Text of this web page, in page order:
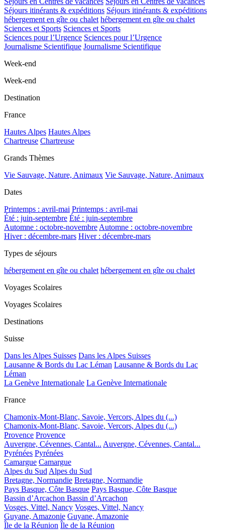
Séjours itinérants & expéditions Séjours itinérants & expéditions
hébergement en gîte ou chalet hébergement en gîte ou chalet
Sciences et Sports Sciences et Sports
Sciences pour l’Urgence Sciences pour l’Urgence
Journalisme Scientifique Journalisme Scientifique
Week-end
Week-end
Destination
France
Hautes Alpes Hautes Alpes
Chartreuse Chartreuse
Grands Thèmes
Vie Sauvage, Nature, Animaux Vie Sauvage, Nature, Animaux
Dates
Printemps : avril-mai Printemps : avril-mai
Été : juin-septembre Été : juin-septembre
Automne : octobre-novembre Automne : octobre-novembre
Hiver : décembre-mars Hiver : décembre-mars
Types de séjours
hébergement en gîte ou chalet hébergement en gîte ou chalet
Voyages Scolaires
Voyages Scolaires
Destinations
Suisse
Dans les Alpes Suisses Dans les Alpes Suisses
Lausanne & Bords du Lac Léman Lausanne & Bords du Lac
Léman
La Genève Internationale La Genève Internationale
France
Chamonix-Mont-Blanc, Savoie, Vercors, Alpes du (...)
Chamonix-Mont-Blanc, Savoie, Vercors, Alpes du (...)
Provence Provence
Auvergne, Cévennes, Cantal... Auvergne, Cévennes, Cantal...
Pyrénées Pyrénées
Camargue Camargue
Alpes du Sud Alpes du Sud
Bretagne, Normandie Bretagne, Normandie
Pays Basque, Côte Basque Pays Basque, Côte Basque
Bassin d’Arcachon Bassin d’Arcachon
Vosges, Vittel, Nancy Vosges, Vittel, Nancy
Guyane, Amazonie Guyane, Amazonie
Île de la Réunion Île de la Réunion